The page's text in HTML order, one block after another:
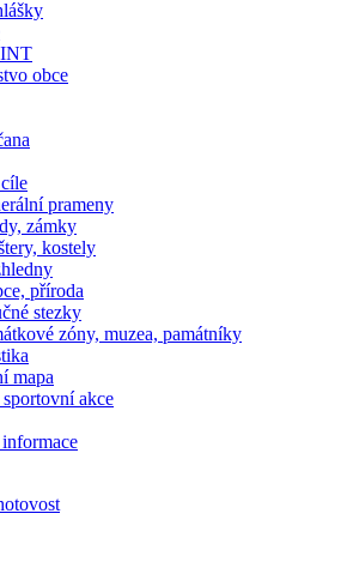
obce
prameny
zámky
kostely
příroda
stezky
zóny, muzea, památníky
mapa
akce